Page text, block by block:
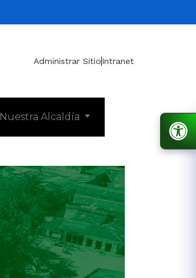
Administrar SitioIntranet
Nuestra Alcaldía